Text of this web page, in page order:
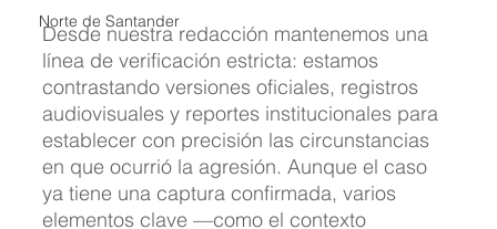
Norte de Santander
Desde nuestra redacción mantenemos una
línea de verificación estricta: estamos
contrastando versiones oficiales, registros
audiovisuales y reportes institucionales para
establecer con precisión las circunstancias
en que ocurrió la agresión. Aunque el caso
ya tiene una captura confirmada, varios
elementos clave —como el contexto